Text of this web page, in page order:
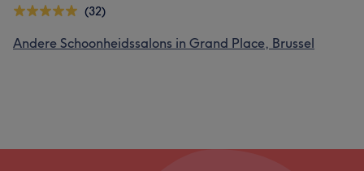
(32)
Andere Schoonheidssalons in Grand Place, Brussel